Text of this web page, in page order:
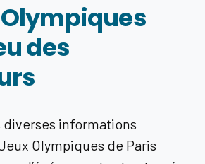
Olympiques
des
diverses informations
Olympiques de Paris